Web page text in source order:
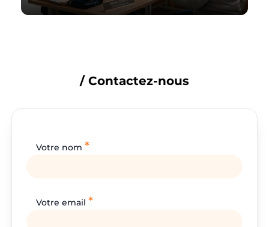
/ Contactez-nous
Votre nom *
Votre email *